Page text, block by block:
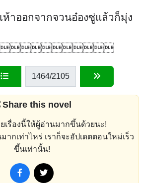
ห้าออกจากจวนอ๋องซู่แล้วก็มุ่ง
1464/2105
Share this novel
เรื่องนี้ให้ผู้อ่านมากขึ้นด้วยนะ!
กเท่าไหร่ เราก็จะอัปเดตตอนใหม่เร็ว
ขึ้นเท่านั้น!